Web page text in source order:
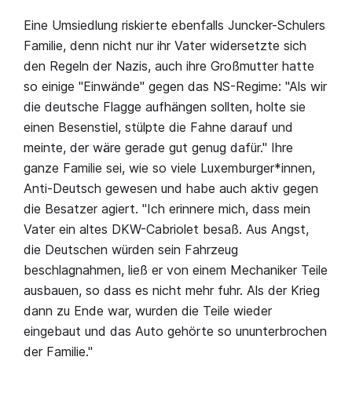
Eine Umsiedlung riskierte ebenfalls Juncker-Schulers
Familie, denn nicht nur ihr Vater widersetzte sich
den Regeln der Nazis, auch ihre Großmutter hatte
so einige "Einwände" gegen das NS-Regime: "Als wir
die deutsche Flagge aufhängen sollten, holte sie
einen Besenstiel, stülpte die Fahne darauf und
meinte, der wäre gerade gut genug dafür." Ihre
ganze Familie sei, wie so viele Luxemburger*innen,
Anti-Deutsch gewesen und habe auch aktiv gegen
die Besatzer agiert. "Ich erinnere mich, dass mein
Vater ein altes DKW-Cabriolet besaß. Aus Angst,
die Deutschen würden sein Fahrzeug
beschlagnahmen, ließ er von einem Mechaniker Teile
ausbauen, so dass es nicht mehr fuhr. Als der Krieg
dann zu Ende war, wurden die Teile wieder
eingebaut und das Auto gehörte so ununterbrochen
der Familie."